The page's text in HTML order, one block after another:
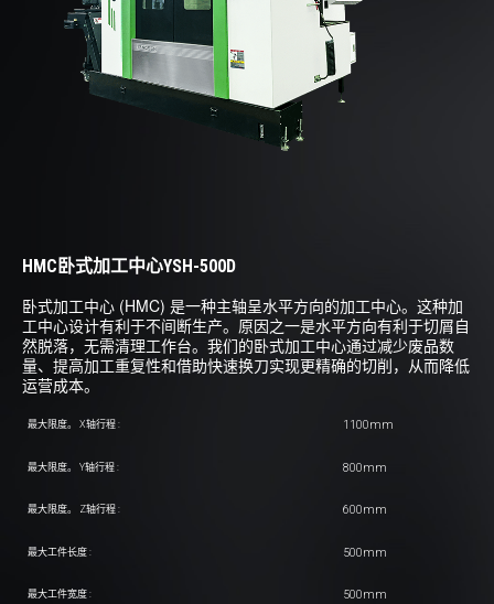
HMC卧式加工中心YSH-500D
卧式加工中心 (HMC) 是一种主轴呈水平方向的加工中心。这种加
工中心设计有利于不间断生产。原因之一是水平方向有利于切屑自
然脱落，无需清理工作台。我们的卧式加工中心通过减少废品数
量、提高加工重复性和借助快速换刀实现更精确的切削，从而降低
运营成本。
最大限度。 X轴行程 : 1100mm
最大限度。 Y轴行程 : 800mm
最大限度。 Z轴行程 : 600mm
最大工件长度 : 500mm
最大工件宽度 : 500mm